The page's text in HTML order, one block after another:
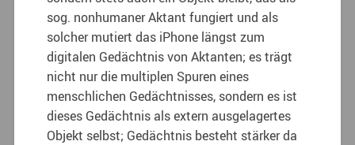
sog. nonhumaner Aktant fungiert und als
solcher mutiert das iPhone längst zum
digitalen Gedächtnis von Aktanten; es trägt
nicht nur die multiplen Spuren eines
menschlichen Gedächtnisses, sondern es ist
dieses Gedächtnis als extern ausgelagertes
Objekt selbst; Gedächtnis besteht stärker da